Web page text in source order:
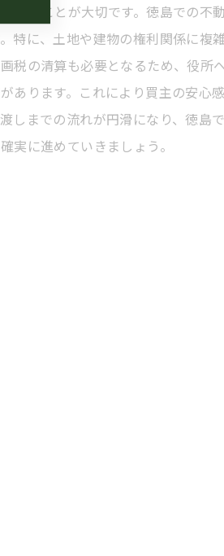
ないことが大切です。徳島での不
特に、土地や建物の権利関係に複
税の清算も必要となるため、役所
あります。これにより買主の安心
しまでの流れが円滑になり、徳島
実に進めていきましょう。